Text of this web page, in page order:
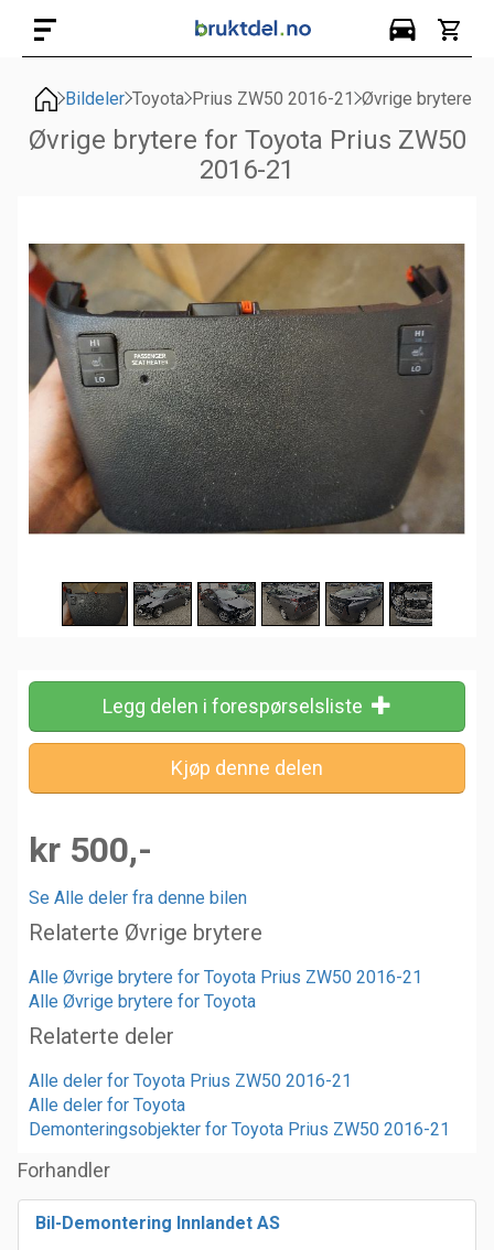
Bildeler Toyota Prius ZW50 2016-21 Øvrige brytere
Øvrige brytere for Toyota Prius ZW50
2016-21
Legg delen i forespørselsliste
kr 500,-
Se Alle deler fra denne bilen
Relaterte Øvrige brytere
Alle Øvrige brytere for Toyota Prius ZW50 2016-21
Alle Øvrige brytere for Toyota
Relaterte deler
Alle deler for Toyota Prius ZW50 2016-21
Alle deler for Toyota
Demonteringsobjekter for Toyota Prius ZW50 2016-21
Forhandler
Bil-Demontering Innlandet AS